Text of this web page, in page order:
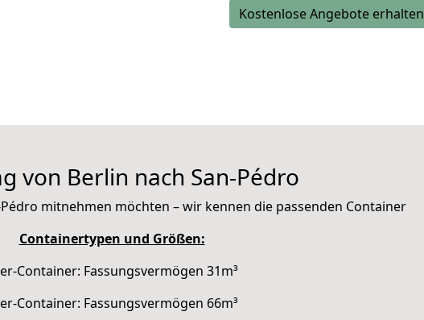
Kostenlose Angebote erhalten
von Berlin nach San-Pédro
Pédro mitnehmen möchten – wir kennen die passenden Container
Containertypen und Größen:
Container: Fassungsvermögen 31m³
Container: Fassungsvermögen 66m³